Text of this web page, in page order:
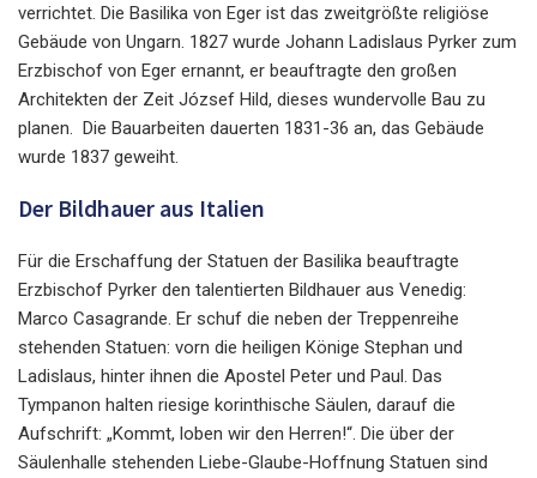
verrichtet. Die Basilika von Eger ist das zweitgrößte religiöse
Gebäude von Ungarn. 1827 wurde Johann Ladislaus Pyrker zum
Erzbischof von Eger ernannt, er beauftragte den großen
Architekten der Zeit József Hild, dieses wundervolle Bau zu
planen. Die Bauarbeiten dauerten 1831-36 an, das Gebäude
wurde 1837 geweiht.
Der Bildhauer aus Italien
Für die Erschaffung der Statuen der Basilika beauftragte
Erzbischof Pyrker den talentierten Bildhauer aus Venedig:
Marco Casagrande. Er schuf die neben der Treppenreihe
stehenden Statuen: vorn die heiligen Könige Stephan und
Ladislaus, hinter ihnen die Apostel Peter und Paul. Das
Tympanon halten riesige korinthische Säulen, darauf die
Aufschrift: „Kommt, loben wir den Herren!“. Die über der
Säulenhalle stehenden Liebe-Glaube-Hoffnung Statuen sind